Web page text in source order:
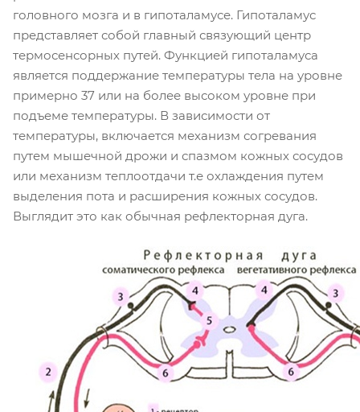
головного мозга и в гипоталамусе. Гипоталамус
представляет собой главный связующий центр
термосенсорных путей. Функцией гипоталамуса
является поддержание температуры тела на уровне
примерно 37 или на более высоком уровне при
подъеме температуры. В зависимости от
температуры, включается механизм согревания
путем мышечной дрожи и спазмом кожных сосудов
или механизм теплоотдачи т.е охлаждения путем
выделения пота и расширения кожных сосудов.
Выглядит это как обычная рефлекторная дуга.